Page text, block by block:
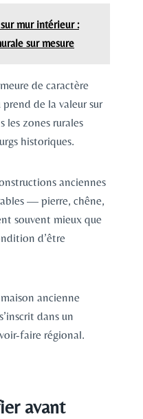
mur intérieur :
sur mesure
de caractère
de la valeur sur
les zones rurales
historiques.
anciennes
— pierre, chêne,
souvent mieux que
d’être
ancienne
dans un
faire régional.
avant